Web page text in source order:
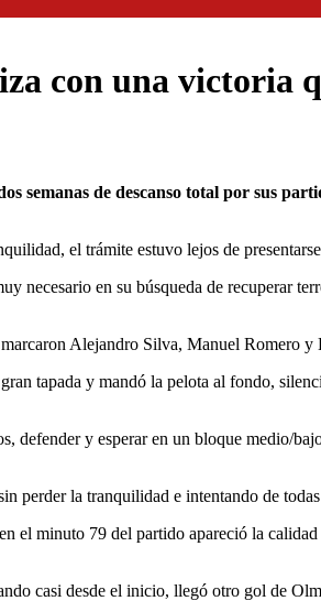
con una victoria
el trámite estuvo lejos de
en su búsqueda de recuperar
Alejandro Silva, Manuel Romero y
tapada y mandó la pelota al fondo,
defender y esperar en un bloque medio/
perder la tranquilidad e intentando de
el minuto 79 del partido apareció la
casi desde el inicio, llegó otro gol de